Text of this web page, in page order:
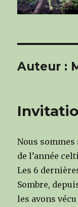
Auteur :
Nous sommes
de l’année
Les 6
Sombre,
les avons